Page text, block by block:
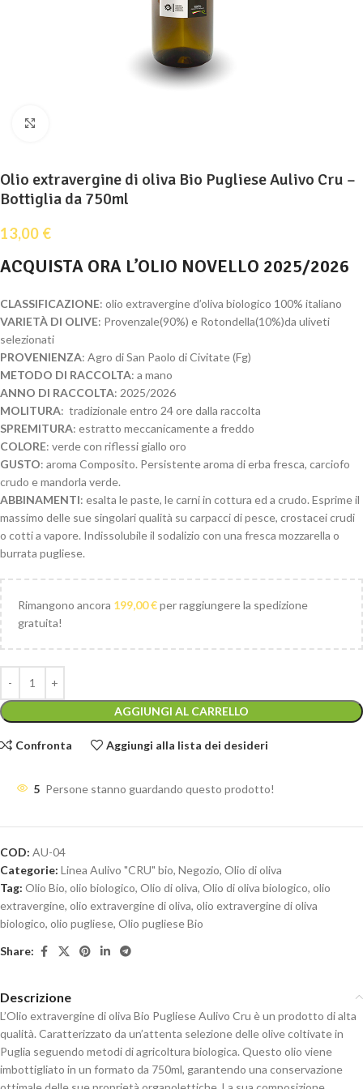
Olio extravergine di oliva Bio Pugliese Aulivo Cru –
Bottiglia da 750ml
13,00 €
ACQUISTA ORA L’OLIO NOVELLO 2025/2026
CLASSIFICAZIONE: olio extravergine d’oliva biologico 100% italiano
VARIETÀ DI OLIVE: Provenzale(90%) e Rotondella(10%)da uliveti
selezionati
PROVENIENZA: Agro di San Paolo di Civitate (Fg)
METODO DI RACCOLTA: a mano
ANNO DI RACCOLTA: 2025/2026
MOLITURA: tradizionale entro 24 ore dalla raccolta
SPREMITURA: estratto meccanicamente a freddo
COLORE: verde con riflessi giallo oro
GUSTO: aroma Composito. Persistente aroma di erba fresca, carciofo
crudo e mandorla verde.
ABBINAMENTI: esalta le paste, le carni in cottura ed a crudo. Esprime il
massimo delle sue singolari qualità su carpacci di pesce, crostacei crudi
o cotti a vapore. Indissolubile il sodalizio con una fresca mozzarella o
burrata pugliese.
Rimangono ancora 199,00€per raggiungere la spedizione
gratuita!
AGGIUNGI AL CARRELLO
Confronta Aggiungi alla lista dei desideri
5 Persone stanno guardando questo prodotto!
COD: AU-04
Categorie: Linea Aulivo "CRU" bio, Negozio, Olio di oliva
Tag: Olio Bio, olio biologico, Olio di oliva, Olio di oliva biologico, olio
extravergine, olio extravergine di oliva, olio extravergine di oliva
biologico, olio pugliese, Olio pugliese Bio
Share:
Descrizione
L’Olio extravergine di oliva Bio Pugliese Aulivo Cru è un prodotto di alta
qualità. Caratterizzato da un’attenta selezione delle olive coltivate in
Puglia seguendo metodi di agricoltura biologica. Questo olio viene
imbottigliato in un formato da 750ml, garantendo una conservazione